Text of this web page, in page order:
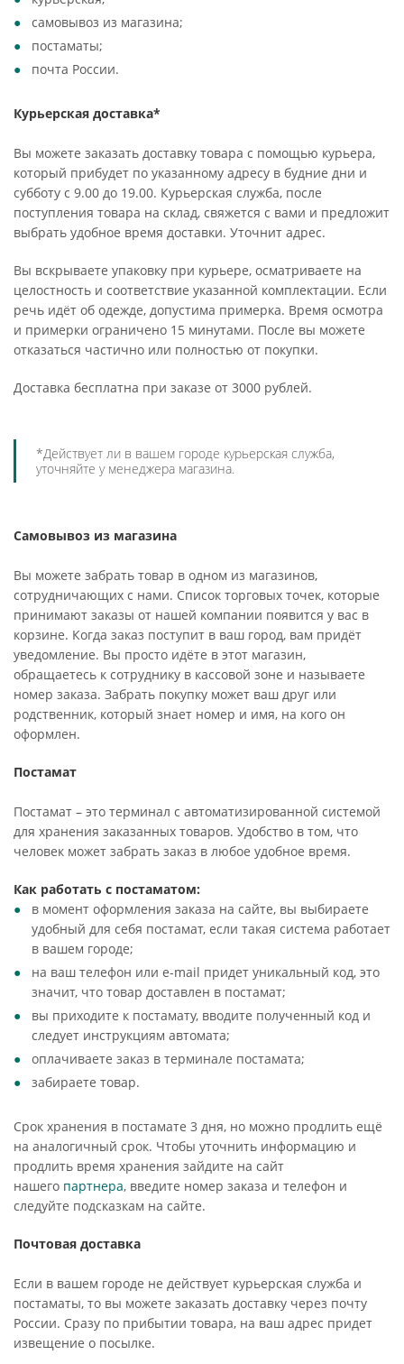
самовывоз из магазина;
постаматы;
почта России.
Курьерская доставка*
Вы можете заказать доставку товара с помощью курьера,
который прибудет по указанному адресу в будние дни и
субботу с 9.00 до 19.00. Курьерская служба, после
поступления товара на склад, свяжется с вами и предложит
выбрать удобное время доставки. Уточнит адрес.
Вы вскрываете упаковку при курьере, осматриваете на
целостность и соответствие указанной комплектации. Если
речь идёт об одежде, допустима примерка. Время осмотра
и примерки ограничено 15 минутами. После вы можете
отказаться частично или полностью от покупки.
Доставка бесплатна при заказе от 3000 рублей.
*Действует ли в вашем городе курьерская служба,
уточняйте у менеджера магазина.
Самовывоз из магазина
Вы можете забрать товар в одном из магазинов,
сотрудничающих с нами. Список торговых точек, которые
принимают заказы от нашей компании появится у вас в
корзине. Когда заказ поступит в ваш город, вам придёт
уведомление. Вы просто идёте в этот магазин,
обращаетесь к сотруднику в кассовой зоне и называете
номер заказа. Забрать покупку может ваш друг или
родственник, который знает номер и имя, на кого он
оформлен.
Постамат
Постамат – это терминал с автоматизированной системой
для хранения заказанных товаров. Удобство в том, что
человек может забрать заказ в любое удобное время.
Как работать с постаматом:
в момент оформления заказа на сайте, вы выбираете
удобный для себя постамат, если такая система работает
в вашем городе;
на ваш телефон или e-mail придет уникальный код, это
значит, что товар доставлен в постамат;
вы приходите к постамату, вводите полученный код и
следует инструкциям автомата;
оплачиваете заказ в терминале постамата;
забираете товар.
Срок хранения в постамате 3 дня, но можно продлить ещё
на аналогичный срок. Чтобы уточнить информацию и
продлить время хранения зайдите на сайт
нашего партнера, введите номер заказа и телефон и
следуйте подсказкам на сайте.
Почтовая доставка
Если в вашем городе не действует курьерская служба и
постаматы, то вы можете заказать доставку через почту
России. Сразу по прибытии товара, на ваш адрес придет
извещение о посылке.